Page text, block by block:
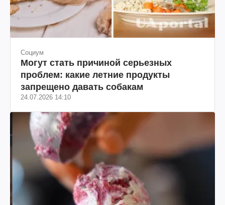
Социум
Могут стать причиной серьезных
проблем: какие летние продукты
запрещено давать собакам
24.07.2026 14:10